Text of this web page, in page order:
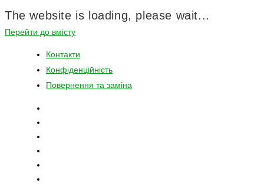
The website is loading, please wait...
Перейти до вмісту
Контакти
Конфіденційність
Повернення та заміна